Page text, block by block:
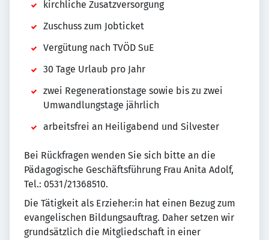
kirchliche Zusatzversorgung
Zuschuss zum Jobticket
Vergütung nach TVÖD SuE
30 Tage Urlaub pro Jahr
zwei Regenerationstage sowie bis zu zwei
Umwandlungstage jährlich
arbeitsfrei an Heiligabend und Silvester
Bei Rückfragen wenden Sie sich bitte an die
Pädagogische Geschäftsführung Frau Anita Adolf,
Tel.: 0531/21368510.
Die Tätigkeit als Erzieher:in hat einen Bezug zum
evangelischen Bildungsauftrag. Daher setzen wir
grundsätzlich die Mitgliedschaft in einer